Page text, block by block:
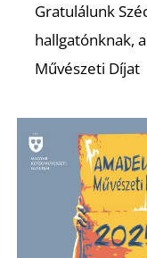
Gratulálunk
hallgatónknak,
Művészeti Díjat